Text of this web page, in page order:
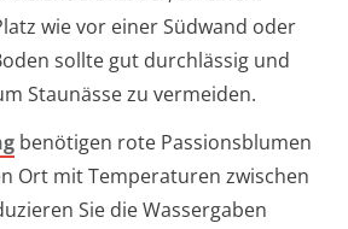
wie vor einer Südwand oder
sollte gut durchlässig und
Staunässe zu vermeiden.
benötigen rote Passionsblumen
Ort mit Temperaturen zwischen
Sie die Wassergaben